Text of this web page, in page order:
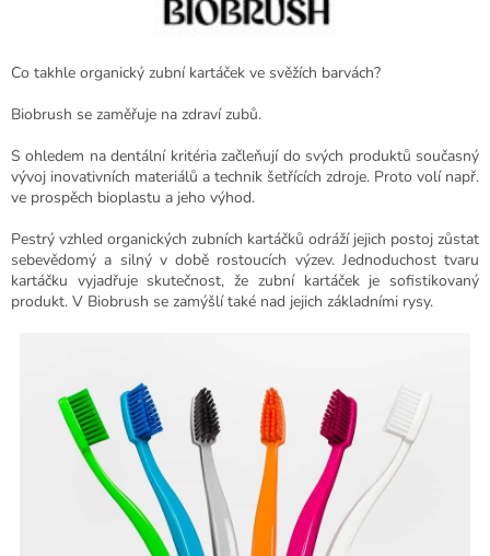
Co takhle organický zubní kartáček ve svěžích barvách?
Biobrush se zaměřuje na zdraví zubů.
S ohledem na dentální kritéria začleňují do svých produktů současný
vývoj inovativních materiálů a technik šetřících zdroje. Proto volí např.
ve prospěch bioplastu a jeho výhod.
Pestrý vzhled organických zubních kartáčků odráží jejich postoj zůstat
sebevědomý a silný v době rostoucích výzev. Jednoduchost tvaru
kartáčku vyjadřuje skutečnost, že zubní kartáček je sofistikovaný
produkt. V Biobrush se zamýšlí také nad jejich základními rysy.